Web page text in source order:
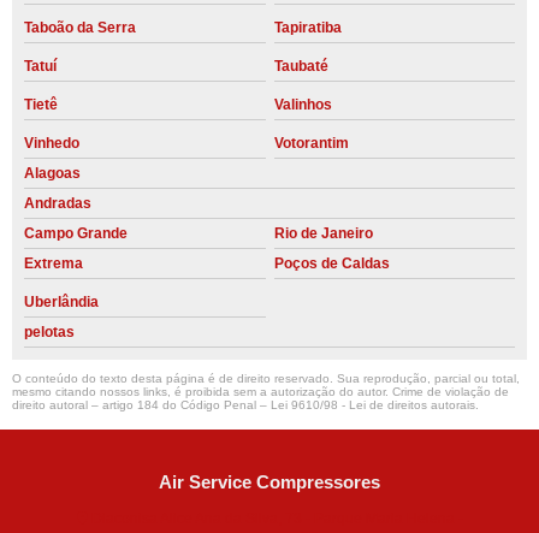
Taboão da Serra Tapiratiba
Tatuí Taubaté
Tietê Valinhos
Vinhedo
Votorantim
Alagoas
Andradas
Campo Grande
Rio de Janeiro
Extrema
Poços de Caldas
Uberlândia
pelotas
O conteúdo do texto desta página é de direito reservado. Sua reprodução, parcial ou total,
mesmo citando nossos links, é proibida sem a autorização do autor. Crime de violação de
direito autoral – artigo 184 do Código Penal – Lei 9610/98 - Lei de direitos autorais.
Air Service Compressores